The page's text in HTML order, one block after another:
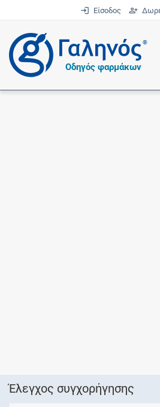
Είσοδος
®
Οδηγός φαρμάκων
Έλεγχος συγχορήγησης